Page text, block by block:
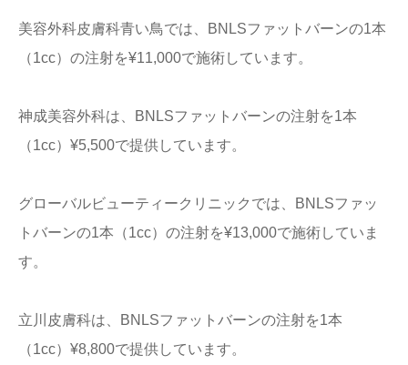
美容外科皮膚科青い鳥では、BNLSファットバーンの1本
（1cc）の注射を¥11,000で施術しています。
神成美容外科は、BNLSファットバーンの注射を1本
（1cc）¥5,500で提供しています。
グローバルビューティークリニックでは、BNLSファッ
トバーンの1本（1cc）の注射を¥13,000で施術していま
す。
立川皮膚科は、BNLSファットバーンの注射を1本
（1cc）¥8,800で提供しています。